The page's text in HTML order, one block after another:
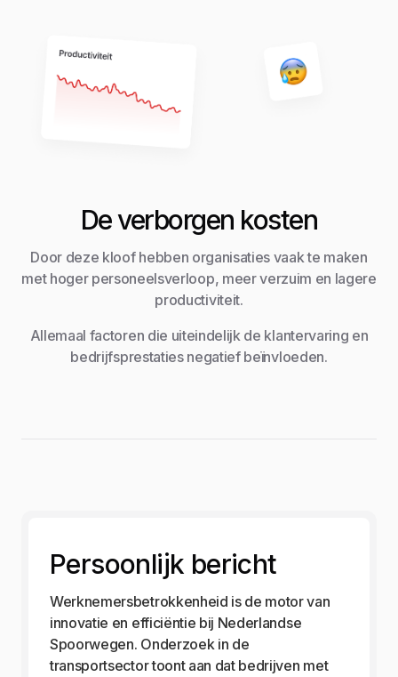
De verborgen kosten
Door deze kloof hebben organisaties vaak te maken
met hoger personeelsverloop, meer verzuim en lagere
productiviteit.
Allemaal factoren die uiteindelijk de klantervaring en
bedrijfsprestaties negatief beïnvloeden.
Persoonlijk bericht
Werknemersbetrokkenheid is de motor van
innovatie en efficiëntie bij Nederlandse
Spoorwegen. Onderzoek in de
transportsector toont aan dat bedrijven met